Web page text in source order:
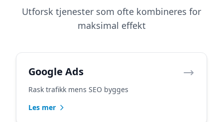
Utforsk tjenester som ofte kombineres for
maksimal effekt
Google Ads
Rask trafikk mens SEO bygges
Les mer